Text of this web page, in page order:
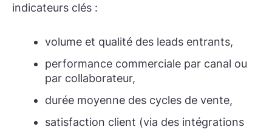
indicateurs clés :
volume et qualité des leads entrants,
performance commerciale par canal ou
par collaborateur,
durée moyenne des cycles de vente,
satisfaction client (via des intégrations